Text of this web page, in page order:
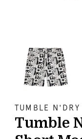
TUMBLE N'DRY
Tumble